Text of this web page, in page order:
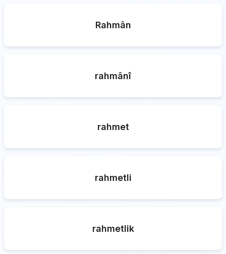
Rahmân
rahmânî
rahmet
rahmetli
rahmetlik